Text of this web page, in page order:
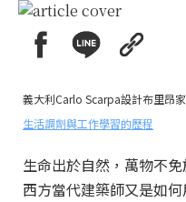
義大利Carlo Scarpa設計布里昂
生活調劑與工作學習的歷程
生命出於自然，萬物不
西方當代建築師又是如